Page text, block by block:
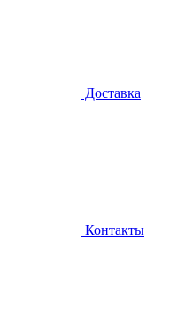
Доставка
Контакты